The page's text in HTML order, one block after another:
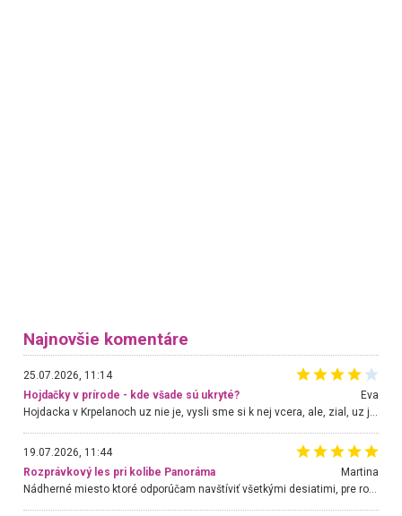
Najnovšie komentáre
25.07.2026, 11:14
Hojdačky v prírode - kde všade sú ukryté?
Eva
19.07.2026, 11:44
Rozprávkový les pri kolibe Panoráma
Martina
Nádherné miesto ktoré odporúčam navštíviť všetkými desiatimi, pre rodiny s deťmi, dôchodcom... Proste a jednoducho ozaj rozprávkový les.. určite ešte prídeme. Odniesli sme si na pamiatku krásne tričká,